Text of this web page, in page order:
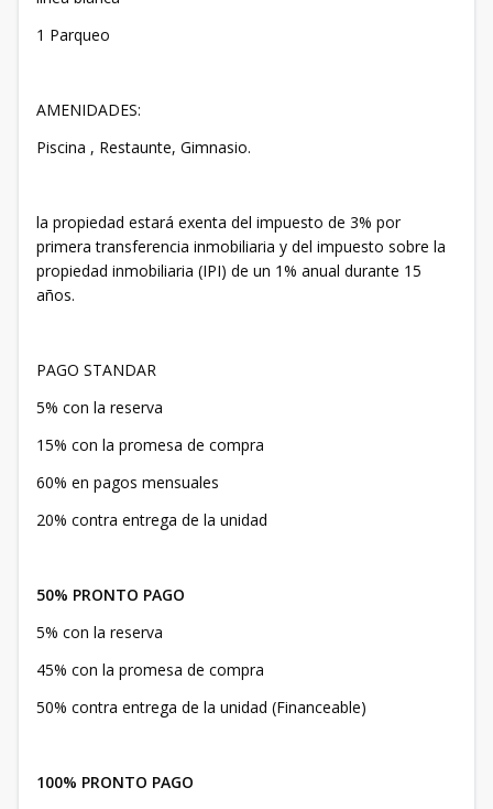
1 Parqueo
AMENIDADES:
Piscina , Restaunte, Gimnasio.
la propiedad estará exenta del impuesto de 3% por
primera transferencia inmobiliaria y del impuesto sobre la
propiedad inmobiliaria (IPI) de un 1% anual durante 15
años.
PAGO STANDAR
5% con la reserva
15% con la promesa de compra
60% en pagos mensuales
20% contra entrega de la unidad
50% PRONTO PAGO
5% con la reserva
45% con la promesa de compra
50% contra entrega de la unidad (Financeable)
100% PRONTO PAGO